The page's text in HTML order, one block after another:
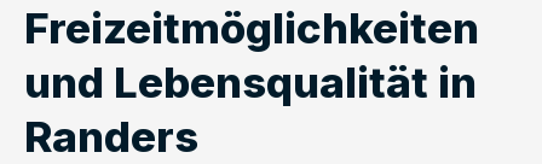
Freizeitmöglichkeiten
und Lebensqualität in
Randers